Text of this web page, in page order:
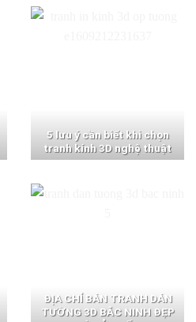
5 lưu ý cần biết khi chọn
tranh kính 3D nghệ thuật
ĐỊA CHỈ BÁN TRANH DÁN
TƯỜNG 3D BẮC NINH ĐẸP